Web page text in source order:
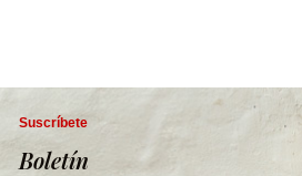
Suscríbete
Boletín